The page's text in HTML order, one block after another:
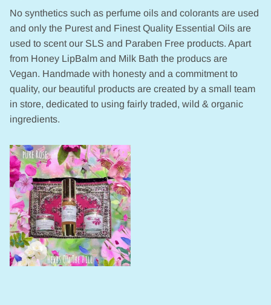
No synthetics such as perfume oils and colorants are used
and only the Purest and Finest Quality Essential Oils are
used to scent our SLS and Paraben Free products. Apart
from Honey LipBalm and Milk Bath the producs are
Vegan. Handmade with honesty and a commitment to
quality, our beautiful products are created by a small team
in store, dedicated to using fairly traded, wild & organic
ingredients.